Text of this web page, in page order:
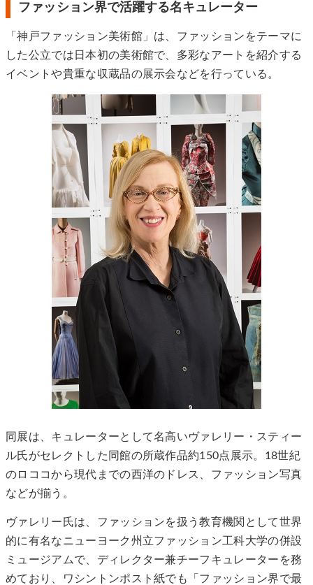
ファッション界で活躍する名キュレーター
「神戸ファッション美術館」は、ファッションをテーマに
した公立では日本初の美術館で、多彩なアートを紹介する
イベントや貴重な収蔵品の展示会などを行っている。
同展は、キュレーターとして名高いヴァレリー・スティー
ル氏がセレクトした同館の所蔵作品約150点展示。18世紀
のロココから現代までの西洋のドレス、ファッション写真
などが揃う。
ヴァレリー氏は、ファッションを扱う教育機関として世界
的に有名なニューヨーク州立ファッション工科大学の併設
ミュージアムで、ディレクター兼チーフキュレーターを務
めており、ワシントンポスト紙でも「ファッション界で最